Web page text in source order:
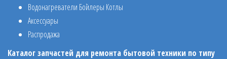
Водонагреватели Бойлеры Котлы
Аксессуары
Распродажа
Каталог запчастей для ремонта бытовой техники по типу